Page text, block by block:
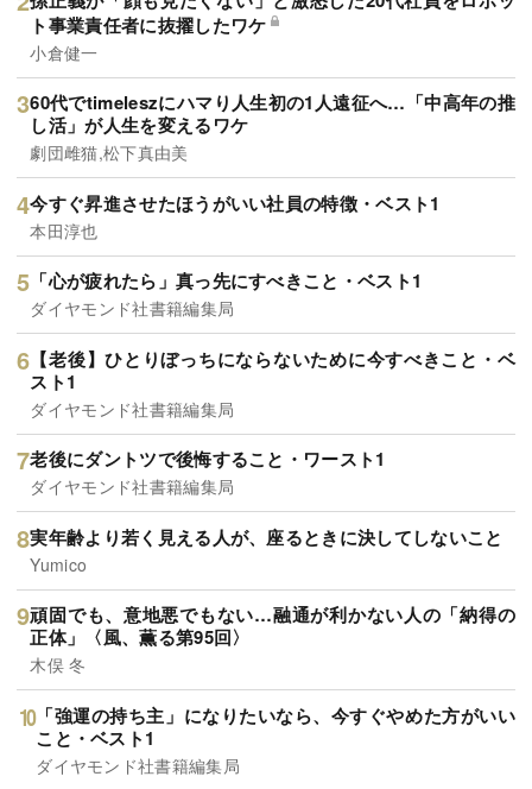
ト事業責任者に抜擢したワケ
小倉健一
60代でtimeleszにハマり人生初の1人遠征へ…「中高年の推
し活」が人生を変えるワケ
劇団雌猫,松下真由美
今すぐ昇進させたほうがいい社員の特徴・ベスト1
本田淳也
「心が疲れたら」真っ先にすべきこと・ベスト1
ダイヤモンド社書籍編集局
【老後】ひとりぼっちにならないために今すべきこと・ベ
スト1
ダイヤモンド社書籍編集局
老後にダントツで後悔すること・ワースト1
ダイヤモンド社書籍編集局
実年齢より若く見える人が、座るときに決してしないこと
Yumico
頑固でも、意地悪でもない…融通が利かない人の「納得の
正体」〈風、薫る第95回〉
木俣 冬
「強運の持ち主」になりたいなら、今すぐやめた方がいい
こと・ベスト1
ダイヤモンド社書籍編集局